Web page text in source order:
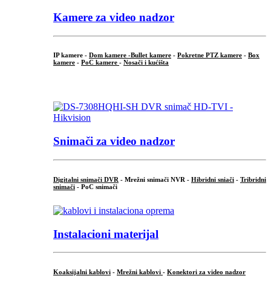
Kamere za video nadzor
IP kamere - Dom kamere -Bullet kamere - Pokretne PTZ kamere - Box
kamere - PoC kamere - Nosači i kućišta
Snimači za video nadzor
Digitalni snimači DVR - Mrežni snimači NVR - Hibridni sniači - Tribridni
snimači - PoC snimači
Instalacioni materijal
Koaksijalni kablovi - Mrežni kablovi - Konektori za video nadzor